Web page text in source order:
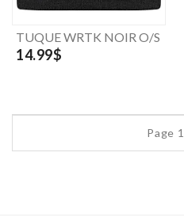
TUQUE WRTK NOIR O/S
14.99$
Page